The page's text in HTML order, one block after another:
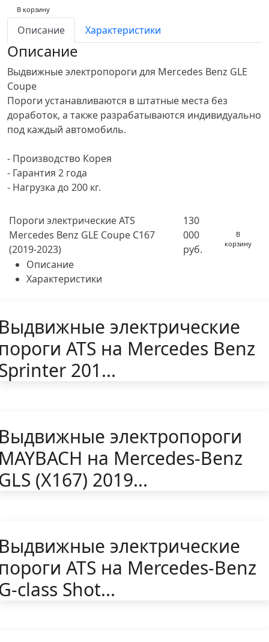
В корзину
Описание Характеристики
Описание
Выдвижные электропороги для Mercedes Benz GLE
Coupe
Пороги устанавливаются в штатные места без
доработок, а также разрабатываются индивидуально
под каждый автомобиль.
- Производство Корея
- Гарантия 2 года
- Нагрузка до 200 кг.
Пороги электрические ATS
Mercedes Benz GLE Coupe C167
(2019-2023)
130
000
руб.
В
корзину
Описание
Характеристики
электрические
ATS на Mercedes Benz
201...
электропороги
на Mercedes-Benz
(X167) 2019...
электрические
ATS на Mercedes-Benz
class Shot...